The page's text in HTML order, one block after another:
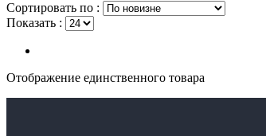
Сортировать по :
Показать :
Отображение единственного товара